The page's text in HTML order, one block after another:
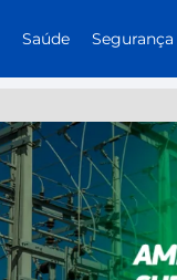
Saúde Segurança